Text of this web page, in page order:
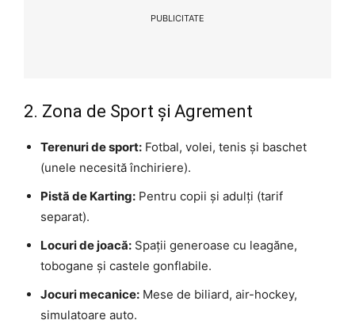
PUBLICITATE
2. Zona de Sport și Agrement
Terenuri de sport: Fotbal, volei, tenis și baschet
(unele necesită închiriere).
Pistă de Karting: Pentru copii și adulți (tarif
separat).
Locuri de joacă: Spații generoase cu leagăne,
tobogane și castele gonflabile.
Jocuri mecanice: Mese de biliard, air-hockey,
simulatoare auto.